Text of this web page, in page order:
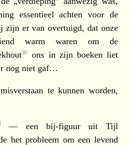
essentieel achten voor de
zijn er van overtuigd, dat onze
warm waren om de
ons in zijn boeken liet
nog niet gaf…
te kunnen worden,
— een bij-figuur uit Tijl
het probleem om een levend